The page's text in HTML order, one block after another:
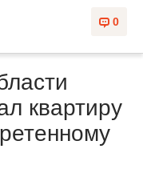
0
квартиру